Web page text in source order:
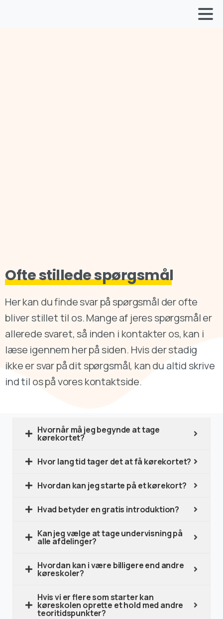
Ofte stillede spørgsmål
Her kan du finde svar på spørgsmål der ofte
bliver stillet til os. Mange af jeres spørgsmål er
allerede svaret, så inden i kontakter os, kan i
læse igennem her på siden. Hvis der stadig
ikke er svar på dit spørgsmål, kan du altid skrive
ind til os på vores kontaktside.
Hvornår må jeg begynde at tage
kørekortet?
Hvor lang tid tager det at få kørekortet?
Hvordan kan jeg starte på et kørekort?
Hvad betyder en gratis introduktion?
Kan jeg vælge at tage undervisning på
alle afdelinger?
Hvordan kan i være billigere end andre
køreskoler?
Hvis vi er flere som starter kan
køreskolen oprette et hold med andre
teoritidspunkter?